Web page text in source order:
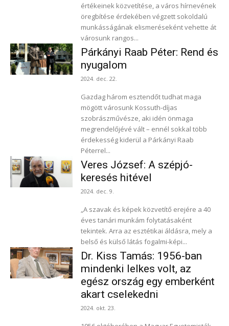
értékeinek közvetítése, a város hírnevének
öregbítése érdekében végzett sokoldalú
munkásságának elismeréseként vehette át
városunk rangos...
Párkányi Raab Péter: Rend és
nyugalom
2024. dec. 22.
Gazdag három esztendőt tudhat maga
mögött városunk Kossuth-díjas
szobrászművésze, aki idén önmaga
megrendelőjévé vált – ennél sokkal több
érdekesség kiderül a Párkányi Raab
Péterrel...
Veres József: A szépjó-
keresés hitével
2024. dec. 9.
„A szavak és képek közvetítő erejére a 40
éves tanári munkám folytatásaként
tekintek. Arra az esztétikai áldásra, mely a
belső és külső látás fogalmi-képi...
Dr. Kiss Tamás: 1956-ban
mindenki lelkes volt, az
egész ország egy emberként
akart cselekedni
2024. okt. 23.